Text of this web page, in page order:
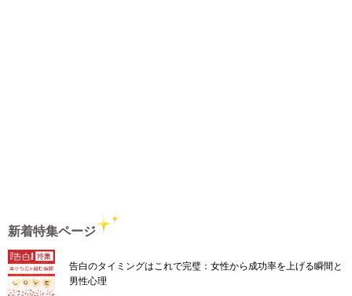
新着特集ページ
告白のタイミングはこれで完璧：女性から成功率を上げる瞬間と
男性心理